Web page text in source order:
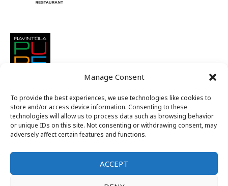
Manage Consent
To provide the best experiences, we use technologies like cookies to
store and/or access device information. Consenting to these
technologies will allow us to process data such as browsing behavior
or unique IDs on this site. Not consenting or withdrawing consent, may
adversely affect certain features and functions.
ACCEPT
Suomen nuorkauppakamarit ry